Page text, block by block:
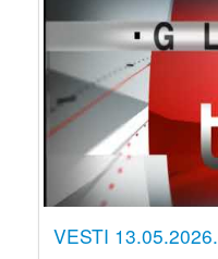
VESTI 13.05.2026.